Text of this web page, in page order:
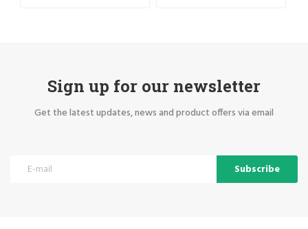
Sign up for our newsletter
Get the latest updates, news and product offers via email
Subscribe